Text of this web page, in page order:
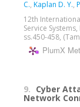
C., Kaplan D. Y.,
12th
Service
ss.450-458,
PlumX
9. Cyber
Network